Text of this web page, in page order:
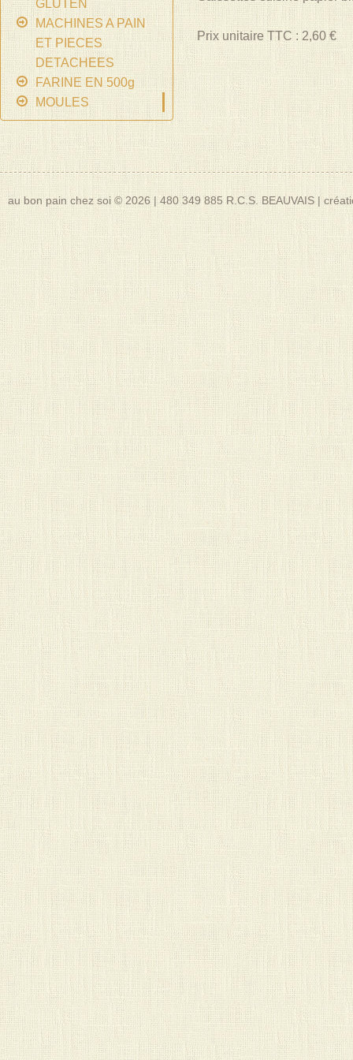
GLUTEN
MACHINES A PAIN
ET PIECES
DETACHEES
FARINE EN 500g
MOULES
Prix unitaire TTC : 2,60 €
au bon pain chez soi © 2026|480 349 885 R.C.S. BEAUVAIS |